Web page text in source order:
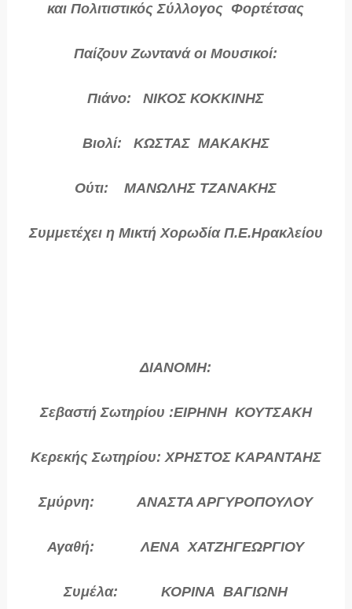
και Πολιτιστικός Σύλλογος Φορτέτσας
Παίζουν Ζωντανά οι Μουσικοί:
Πιάνο: ΝΙΚΟΣ ΚΟΚΚΙΝΗΣ
Βιολί: ΚΩΣΤΑΣ ΜΑΚΑΚΗΣ
Ούτι: ΜΑΝΩΛΗΣ ΤΖΑΝΑΚΗΣ
Συμμετέχει η Μικτή Χορωδία Π.Ε.Ηρακλείου
ΔΙΑΝΟΜΗ:
Σεβαστή Σωτηρίου :ΕΙΡΗΝΗ ΚΟΥΤΣΑΚΗ
Κερεκής Σωτηρίου: ΧΡΗΣΤΟΣ ΚΑΡΑΝΤΑΗΣ
Σμύρνη: ΑΝΑΣΤΑ ΑΡΓΥΡΟΠΟΥΛΟΥ
Αγαθή: ΛΕΝΑ ΧΑΤΖΗΓΕΩΡΓΙΟΥ
Συμέλα: ΚΟΡΙΝΑ ΒΑΓΙΩΝΗ